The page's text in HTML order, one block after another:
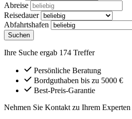
Abreise
Reisedauer
Abfahrtshafen
Suchen
Ihre Suche ergab 174 Treffer
Persönliche Beratung
Bordguthaben bis zu 5000 €
Best-Preis-Garantie
Nehmen Sie Kontakt zu Ihrem Experten